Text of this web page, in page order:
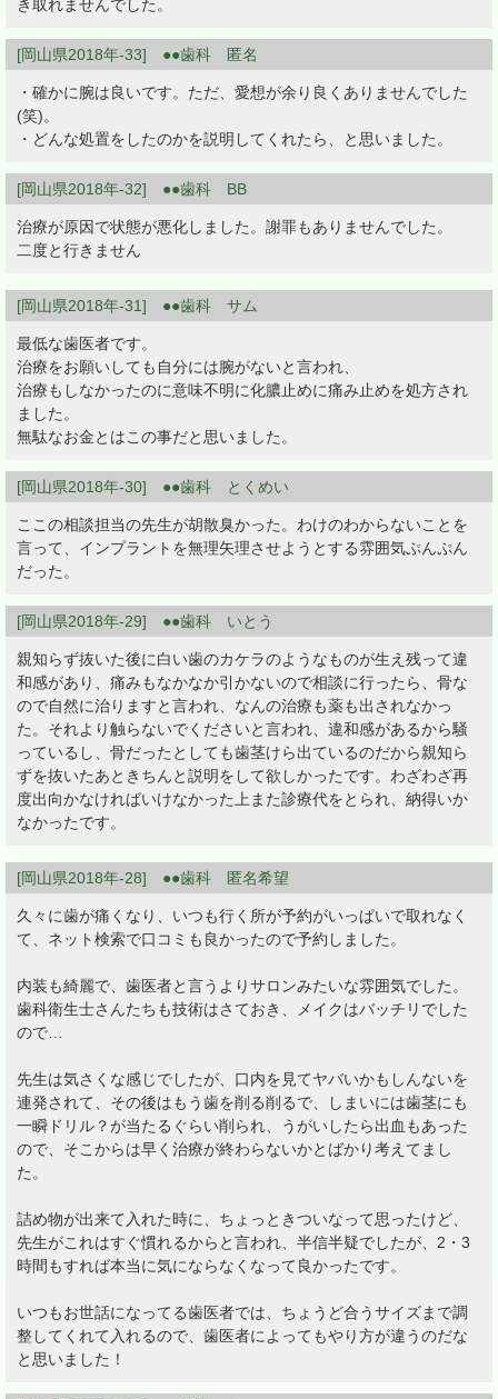
き取れませんでした。
[岡山県2018年-33] ●●歯科 匿名
・確かに腕は良いです。ただ、愛想が余り良くありませんでした
(笑)。
・どんな処置をしたのかを説明してくれたら、と思いました。
[岡山県2018年-32] ●●歯科 BB
治療が原因で状態が悪化しました。謝罪もありませんでした。
二度と行きません
[岡山県2018年-31] ●●歯科 サム
最低な歯医者です。
治療をお願いしても自分には腕がないと言われ、
治療もしなかったのに意味不明に化膿止めに痛み止めを処方され
ました。
無駄なお金とはこの事だと思いました。
[岡山県2018年-30] ●●歯科 とくめい
ここの相談担当の先生が胡散臭かった。わけのわからないことを
言って、インプラントを無理矢理させようとする雰囲気ぷんぷん
だった。
[岡山県2018年-29] ●●歯科 いとう
親知らず抜いた後に白い歯のカケラのようなものが生え残って違
和感があり、痛みもなかなか引かないので相談に行ったら、骨な
ので自然に治りますと言われ、なんの治療も薬も出されなかっ
た。それより触らないでくださいと言われ、違和感があるから騒
っているし、骨だったとしても歯茎けら出ているのだから親知ら
ずを抜いたあときちんと説明をして欲しかったです。わざわざ再
度出向かなければいけなかった上また診療代をとられ、納得いか
なかったです。
[岡山県2018年-28] ●●歯科 匿名希望
久々に歯が痛くなり、いつも行く所が予約がいっぱいで取れなく
て、ネット検索で口コミも良かったので予約しました。
内装も綺麗で、歯医者と言うよりサロンみたいな雰囲気でした。
歯科衛生士さんたちも技術はさておき、メイクはバッチリでした
ので…
先生は気さくな感じでしたが、口内を見てヤバいかもしんないを
連発されて、その後はもう歯を削る削るで、しまいには歯茎にも
一瞬ドリル？が当たるぐらい削られ、うがいしたら出血もあった
ので、そこからは早く治療が終わらないかとばかり考えてまし
た。
詰め物が出来て入れた時に、ちょっときついなって思ったけど、
先生がこれはすぐ慣れるからと言われ、半信半疑でしたが、2・3
時間もすれば本当に気にならなくなって良かったです。
いつもお世話になってる歯医者では、ちょうど合うサイズまで調
整してくれて入れるので、歯医者によってもやり方が違うのだな
と思いました！